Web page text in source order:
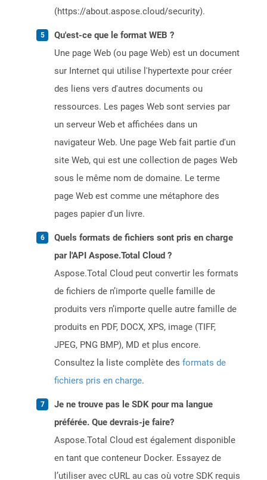
(https://about.aspose.cloud/security).
Qu'est-ce que le format WEB ?
Une page Web (ou page Web) est un document
sur Internet qui utilise l'hypertexte pour créer
des liens vers d'autres documents ou
ressources. Les pages Web sont servies par
un serveur Web et affichées dans un
navigateur Web. Une page Web fait partie d'un
site Web, qui est une collection de pages Web
sous le même nom de domaine. Le terme
page Web est comme une métaphore des
pages papier d'un livre.
Quels formats de fichiers sont pris en charge
par l'API Aspose.Total Cloud ?
Aspose.Total Cloud peut convertir les formats
de fichiers de n’importe quelle famille de
produits vers n’importe quelle autre famille de
produits en PDF, DOCX, XPS, image (TIFF,
JPEG, PNG BMP), MD et plus encore.
Consultez la liste complète des formats de
fichiers pris en charge.
Je ne trouve pas le SDK pour ma langue
préférée. Que devrais-je faire?
Aspose.Total Cloud est également disponible
en tant que conteneur Docker. Essayez de
l’utiliser avec cURL au cas où votre SDK requis